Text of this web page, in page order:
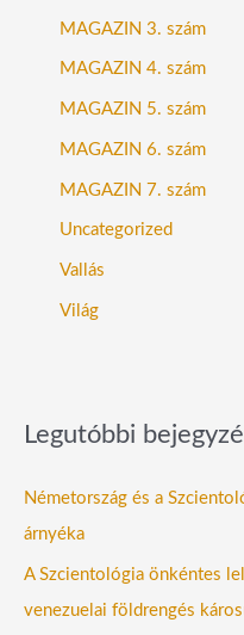
MAGAZIN 3. szám
MAGAZIN 4. szám
MAGAZIN 5. szám
MAGAZIN 6. szám
MAGAZIN 7. szám
Uncategorized
Vallás
Világ
Legutóbbi
Németország és a
árnyéka
A Szcientológia önkéntes
venezuelai földrengés